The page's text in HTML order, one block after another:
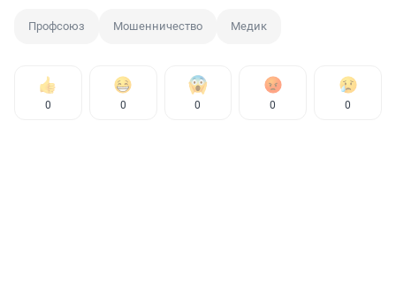
Профсоюз Мошенничество Медик
0 0 0 0 0